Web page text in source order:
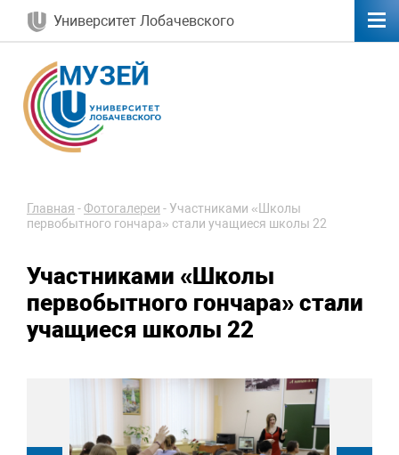
Университет Лобачевского
Главная -Фотогалереи - Участниками «Школы
первобытного гончара» стали учащиеся школы 22
Участниками «Школы
первобытного гончара» стали
учащиеся школы 22